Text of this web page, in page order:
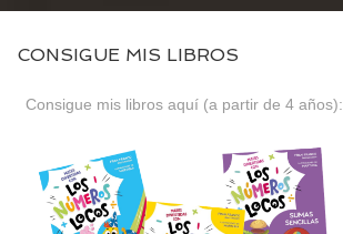
CONSIGUE MIS LIBROS
Consigue mis libros aquí (a partir de 4 años):